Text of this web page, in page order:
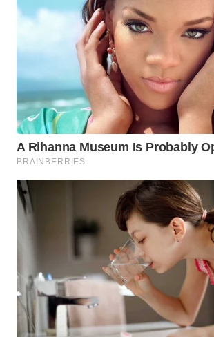
WN
CIANJUR
WN
KEPULAUAN
SERIBU
WN
TANGERANG
CIREBON